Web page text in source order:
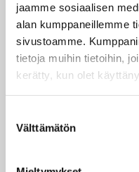
jaamme sosiaalisen
alan kumppaneillemme
sivustoamme.
tietoja muihin tietoihin,
kerätty, kun olet
valinta
Välttämätön
”Loppujen lopuks
Meillä on vaan tää
mitään
tokaisiAava, 14.
Toisaalta puheista
nuoret kannustivat
ikätovereitaan